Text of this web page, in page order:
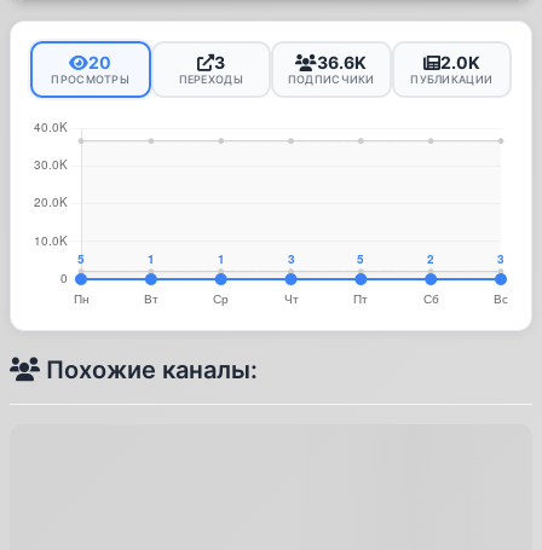
20
ПРОСМОТРЫ
3
ПЕРЕХОДЫ
36.6K
ПОДПИСЧИКИ
2.0K
ПУБЛИКАЦИИ
Похожие каналы: